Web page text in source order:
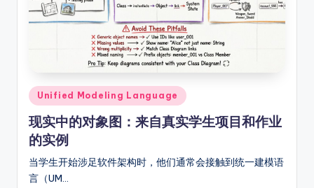
Posted
in
Unified Modeling Language
现实中的对象图：来自真实学生项目和作业
的实例
当学生开始涉足软件架构时，他们通常会接触到统一建模语
言（UM…